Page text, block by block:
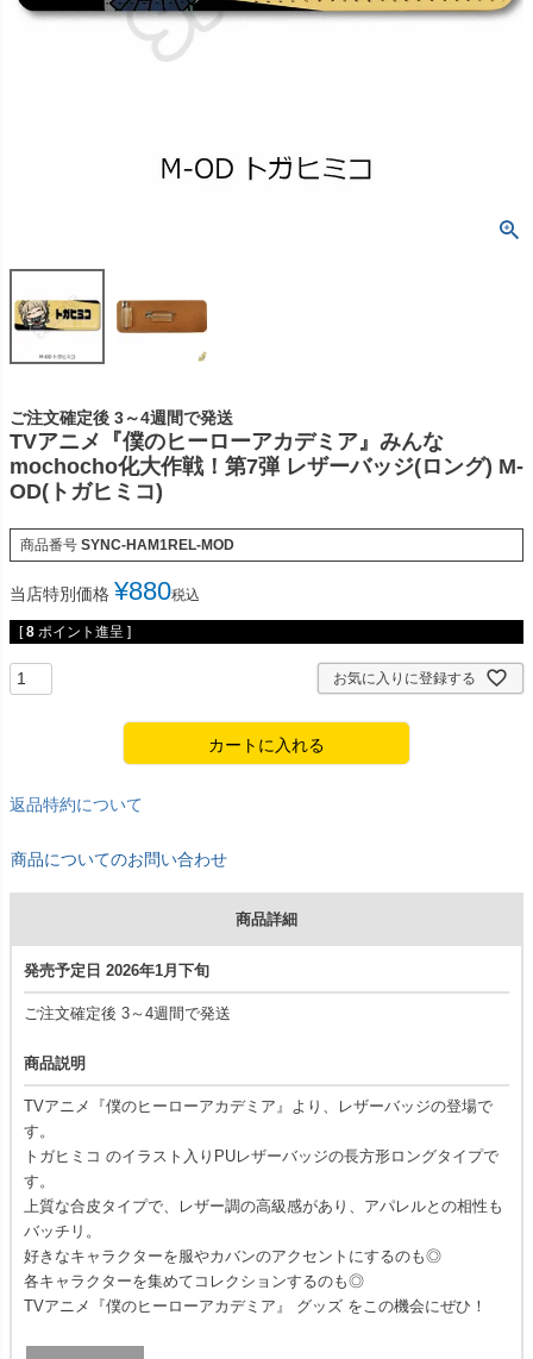
ご注文確定後 3～4週間で発送
TVアニメ『僕のヒーローアカデミア』みんな
mochocho化大作戦！第7弾 レザーバッジ(ロング) M-
OD(トガヒミコ)
商品番号 SYNC-HAM1REL-MOD
当店特別価格 ¥880税込
[ 8 ポイント進呈 ]
お気に入りに登録する
カートに入れる
返品特約について
商品についてのお問い合わせ
商品詳細
発売予定日 2026年1月下旬
ご注文確定後 3～4週間で発送
商品説明
TVアニメ『僕のヒーローアカデミア』より、レザーバッジの登場で
す。
トガヒミコ のイラスト入りPUレザーバッジの長方形ロングタイプで
す。
上質な合皮タイプで、レザー調の高級感があり、アパレルとの相性も
バッチリ。
好きなキャラクターを服やカバンのアクセントにするのも◎
各キャラクターを集めてコレクションするのも◎
TVアニメ『僕のヒーローアカデミア』 グッズ をこの機会にぜひ！